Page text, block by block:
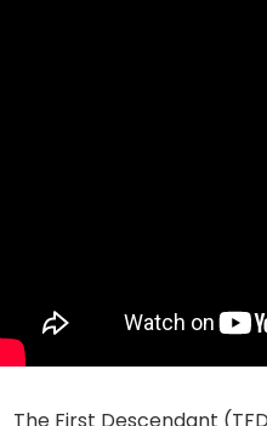
The First Descendant